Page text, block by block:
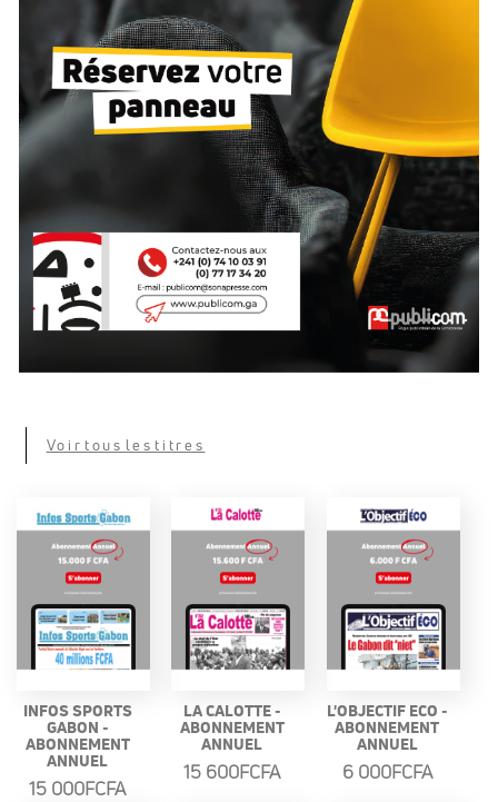
Voir tous les titres
INFOS SPORTS
GABON -
ABONNEMENT
ANNUEL
15 000FCFA
LA CALOTTE -
ABONNEMENT
ANNUEL
15 600FCFA
L'OBJECTIF ECO -
ABONNEMENT
ANNUEL
6 000FCFA